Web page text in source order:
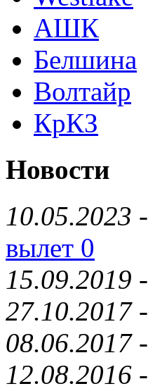
АШК
Белшина
Волтайр
КрКЗ
Новости
10.05.2023 -
вылет 0
15.09.2019 -
27.10.2017-
08.06.2017-
12.08.2016 -